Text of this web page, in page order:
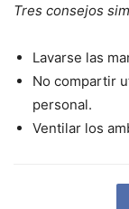
Tres consejos
Lavarse las
No compartir
personal.
Ventilar los